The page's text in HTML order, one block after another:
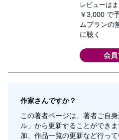
レビューは
￥3,000 で
ムプランの
に聴く
会員
作家さんですか？
この著者ページは、著者ご自
ル」から更新することができ
加、作品一覧の更新など行っ